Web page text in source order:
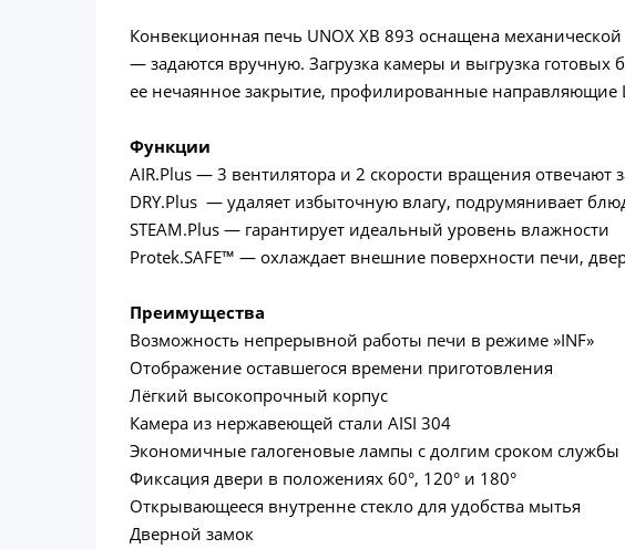
Конвекционная печь UNOX XB 893 оснащена
— задаются вручную. Загрузка камеры и выгрузка
ее нечаянное закрытие, профилированные
Функции
AIR.Plus — 3 вентилятора и 2 скорости вращения
DRY.Plus — удаляет избыточную влагу, подрумянивает
STEAM.Plus — гарантирует идеальный уровень влажности
Protek.SAFE™ — охлаждает внешние поверхности печи,
Преимущества
Возможность непрерывной работы печи в режиме »INF»
Отображение оставшегося времени приготовления
Лёгкий высокопрочный корпус
Камера из нержавеющей стали AISI 304
Экономичные галогеновые лампы с долгим сроком службы
Фиксация двери в положениях 60°, 120° и 180°
Открывающееся внутренне стекло для удобства мытья
Дверной замок